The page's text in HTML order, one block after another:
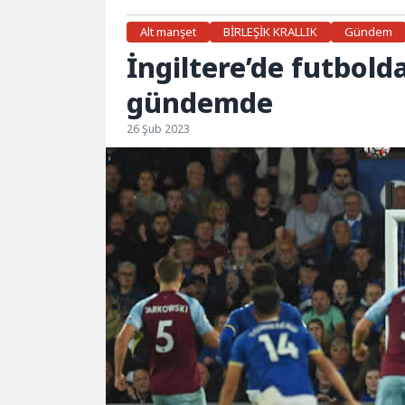
Alt manşet BİRLEŞİK KRALLIK Gündem
İngiltere’de
gündemde
26 Şub 2023